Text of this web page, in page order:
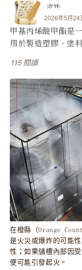
方伟
2026年5月24
甲基丙烯酸甲酯是
用於製造塑膠、塗
115 閱讀
在橙縣（Orange
是火災或爆炸的可能
性；如果儲槽內部因
便可能引發起火。